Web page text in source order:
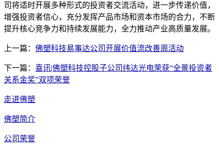
司将适时开展多种形式的投资者交流活动，进一步传递价值，
增强投资者信心，充分发挥产品市场和资本市场的合力，不断
提升核心竞争力和持续发展能力，全力推动产业高质量发展。
上一篇： 佛塑科技易事达公司开展价值流改善周活动
下一篇： 喜讯|佛塑科技控股子公司纬达光电荣获“全景投资者
关系金奖”双项荣誉
走进佛塑
佛塑简介
公司荣誉